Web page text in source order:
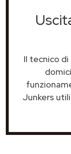
Il tecnico
Junkers